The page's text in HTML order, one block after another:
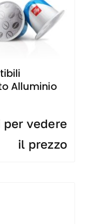
Alluminio
vedere
il prezzo